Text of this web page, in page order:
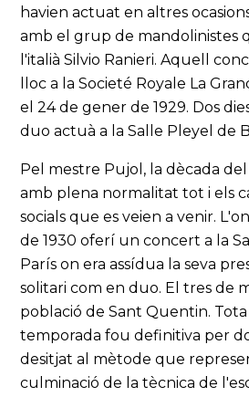
havien actuat en altres
amb el grup de mandolinistes
l'italià Silvio Ranieri. Aquell
lloc a la Societé Royale La
el 24 de gener de 1929. Dos
duo actuà a la Salle Pleyel de
Pel mestre Pujol, la dècada del
amb plena normalitat tot i els
socials que es veien a venir.
de 1930 oferí un concert a la
París on era assídua la seva
solitari com en duo. El tres de
població de Sant Quentin.
temporada fou definitiva per
desitjat al mètode que
culminació de la tècnica de